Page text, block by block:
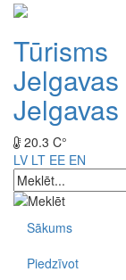
Tūrisms
20.3 C°
LV LT EE EN
Sākums
Piedzīvot